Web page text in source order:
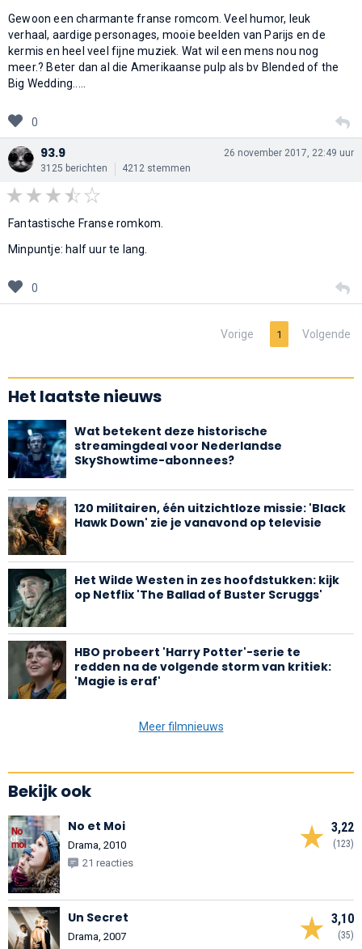
Gewoon een charmante franse romcom. Veel humor, leuk
verhaal, aardige personages, mooie beelden van Parijs en de
kermis en heel veel fijne muziek. Wat wil een mens nou nog
meer.? Beter dan al die Amerikaanse pulp als bv Blended of the
Big Wedding.....
0
93.9
3125 berichten 4212 stemmen
26 november 2017, 22:49 uur
Fantastische Franse romkom.
Minpuntje: half uur te lang.
0
Vorige 1 Volgende
Het laatste nieuws
Wat betekent deze historische
streamingdeal voor Nederlandse
SkyShowtime-abonnees?
120 militairen, één uitzichtloze missie: 'Black
Hawk Down' zie je vanavond op televisie
Het Wilde Westen in zes hoofdstukken: kijk
op Netflix 'The Ballad of Buster Scruggs'
HBO probeert 'Harry Potter'-serie te
redden na de volgende storm van kritiek:
'Magie is eraf'
Meer filmnieuws
Bekijk ook
3,22
(123)
No et Moi
Drama, 2010
21 reacties
3,10
(35)
Un Secret
Drama, 2007